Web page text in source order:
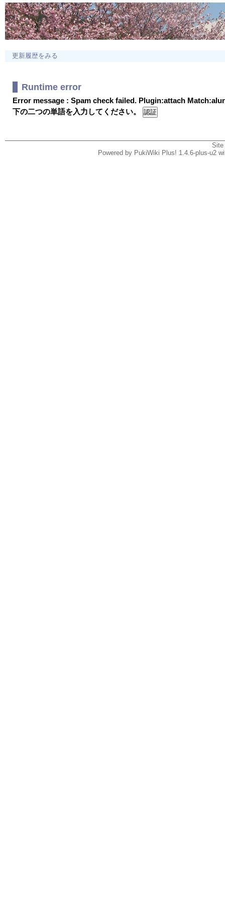
更新履歴をみる
Runtime error
Error message : Spam check failed. Plugin:attach
下の二つの単語を入力してください。
Powered by PukiWiki Plus! 1.4.6-plus-u2